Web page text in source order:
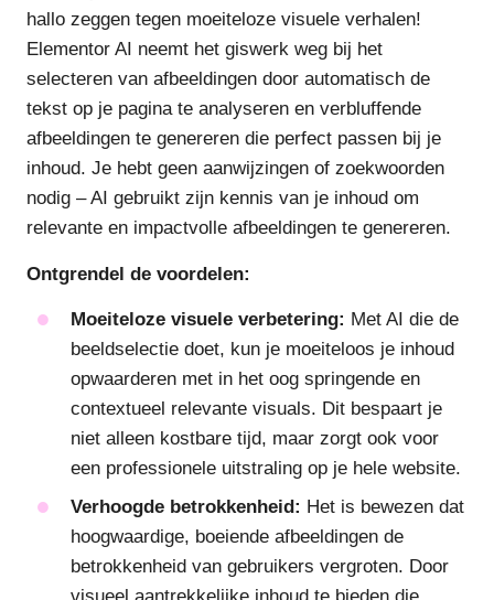
hallo zeggen tegen moeiteloze visuele verhalen!
Elementor AI neemt het giswerk weg bij het
selecteren van afbeeldingen door automatisch de
tekst op je pagina te analyseren en verbluffende
afbeeldingen te genereren die perfect passen bij je
inhoud. Je hebt geen aanwijzingen of zoekwoorden
nodig – AI gebruikt zijn kennis van je inhoud om
relevante en impactvolle afbeeldingen te genereren.
Ontgrendel de voordelen:
Moeiteloze visuele verbetering: Met AI die de
beeldselectie doet, kun je moeiteloos je inhoud
opwaarderen met in het oog springende en
contextueel relevante visuals. Dit bespaart je
niet alleen kostbare tijd, maar zorgt ook voor
een professionele uitstraling op je hele website.
Verhoogde betrokkenheid: Het is bewezen dat
hoogwaardige, boeiende afbeeldingen de
betrokkenheid van gebruikers vergroten. Door